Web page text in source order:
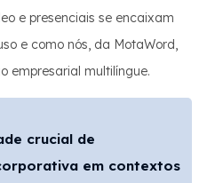
e presenciais se encaixam
e como nós, da MotaWord,
empresarial multilíngue.
crucial de
em contextos